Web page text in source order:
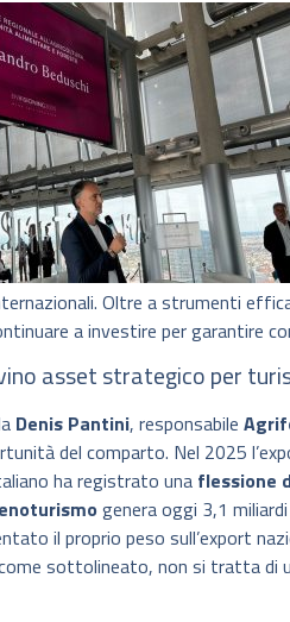
Oltre a strumenti
a investire per garantire
asset strategico per
Denis Pantini, responsabile
del comparto. Nel 2025
ha registrato una flessione
enoturismo genera oggi 3,1
il proprio peso sull’export
sottolineato, non si tratta di